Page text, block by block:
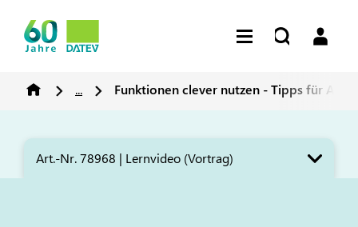
... Funktionen clever nutzen - Tipps für
Art.-Nr. 78968 | Lernvideo (Vortrag)